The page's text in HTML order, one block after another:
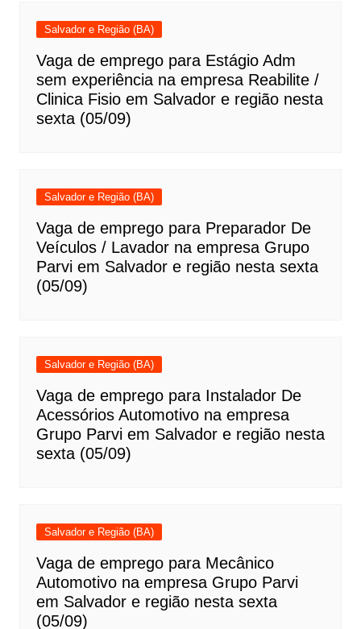
Salvador e Região (BA)
Vaga de emprego para Estágio Adm
sem experiência na empresa Reabilite /
Clinica Fisio em Salvador e região nesta
sexta (05/09)
Salvador e Região (BA)
Vaga de emprego para Preparador De
Veículos / Lavador na empresa Grupo
Parvi em Salvador e região nesta sexta
(05/09)
Salvador e Região (BA)
Vaga de emprego para Instalador De
Acessórios Automotivo na empresa
Grupo Parvi em Salvador e região nesta
sexta (05/09)
Salvador e Região (BA)
Vaga de emprego para Mecânico
Automotivo na empresa Grupo Parvi
em Salvador e região nesta sexta
(05/09)